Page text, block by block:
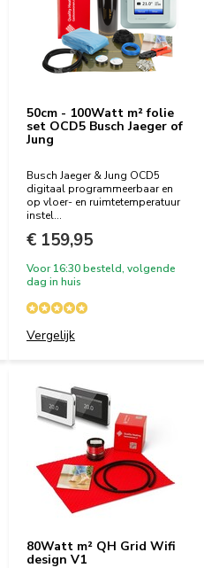
50cm - 100Watt m² folie
set OCD5 Busch Jaeger of
Jung
Busch Jaeger & Jung OCD5
digitaal programmeerbaar en
op vloer- en ruimtetemperatuur
instel...
€ 159,95
Voor 16:30 besteld, volgende
dag in huis
Vergelijk
80Watt m² QH Grid Wifi
design V1